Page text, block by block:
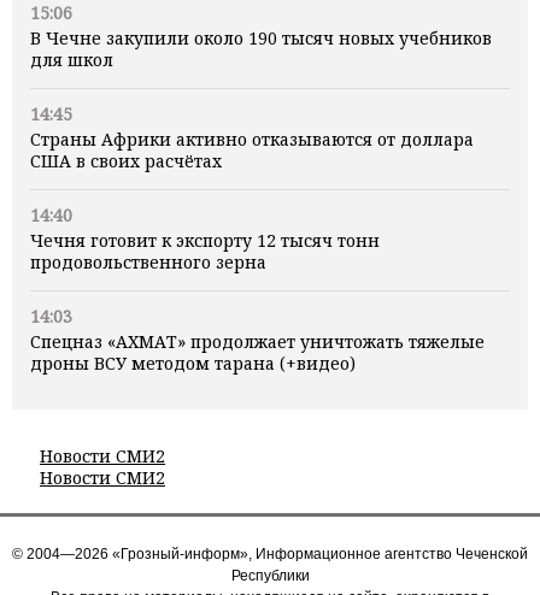
15:06
В Чечне закупили около 190 тысяч новых учебников
для школ
14:45
Страны Африки активно отказываются от доллара
США в своих расчётах
14:40
Чечня готовит к экспорту 12 тысяч тонн
продовольственного зерна
14:03
Спецназ «АХМАТ» продолжает уничтожать тяжелые
дроны ВСУ методом тарана (+видео)
Новости СМИ2
Новости СМИ2
© 2004—2026 «Грозный-информ», Информационное агентство Чеченской
Республики